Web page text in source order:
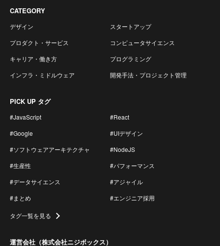
CATEGORY
デザイン
スタートアップ
プロダクト・サービス
コンピュータサイエンス
キャリア・働き方
プログラミング
インフラ・ミドルウェア
開発手法・プロジェクト管理
PICK UP タグ
#JavaScript
#React
#Google
#UIデザイン
#ソフトウェアアーキテクチャ
#NodeJS
#生産性
#パフォーマンス
#データサイエンス
#アジャイル
#まとめ
#エンジニア採用
タグ一覧を見る
運営会社（株式会社ニジボックス）